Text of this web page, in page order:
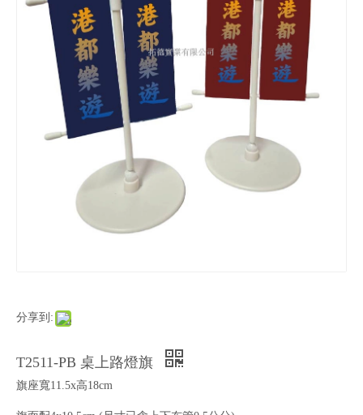
分享到:
T2511-PB 桌上路燈旗
旗座寬11.5x高18cm